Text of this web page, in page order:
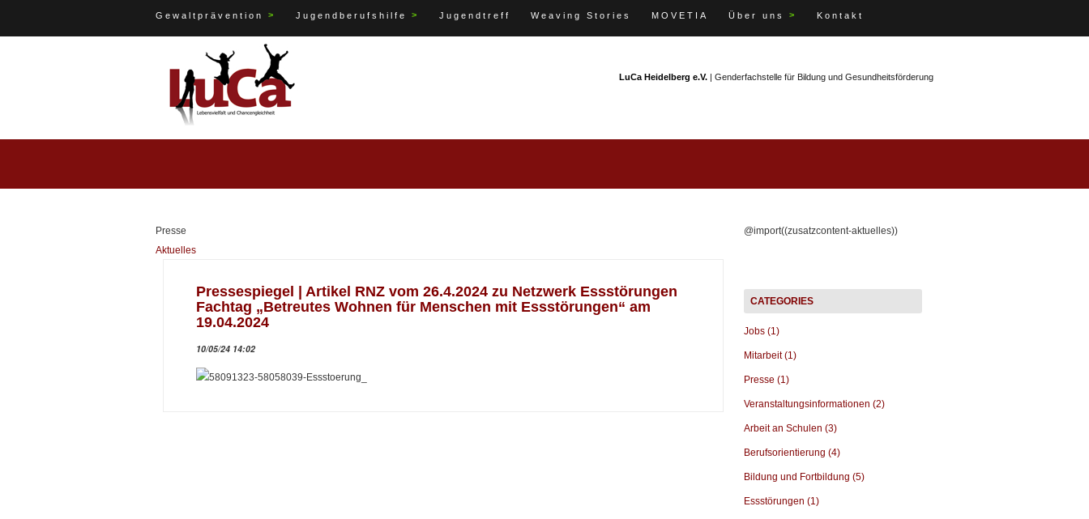
Gewaltprävention > Jugendberufshilfe > Jugendtreff Weaving Stories MOVETIA Über uns > Kontakt
LuCa Heidelberg e.V. | Genderfachstelle für Bildung und Gesundheitsförderung
Presse
Aktuelles
Pressespiegel | Artikel RNZ vom 26.4.2024 zu Netzwerk Essstörungen
Fachtag „Betreutes Wohnen für Menschen mit Essstörungen“ am
19.04.2024
10/05/24 14:02
@import((zusatzcontent-aktuelles))
Jobs (1)
Mitarbeit (1)
Presse (1)
Veranstaltungsinformationen (2)
Arbeit an Schulen (3)
Berufsorientierung (4)
Bildung und Fortbildung (5)
Essstörungen (1)